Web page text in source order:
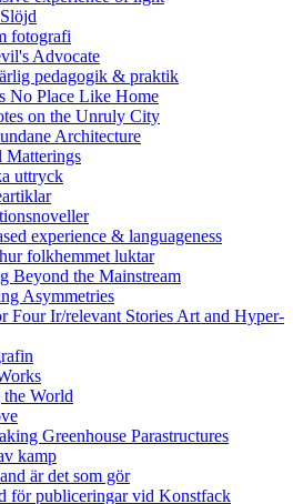
fotografi
Advocate
pedagogik & praktik
No Place Like Home
on the Unruly City
Architecture
Matterings
uttryck
experience & languageness
folkhemmet luktar
Beyond the Mainstream
Asymmetries
Four Ir/relevant Stories Art and Hyper-
World
Greenhouse Parastructures
kamp
är det som gör
för publiceringar vid Konstfack